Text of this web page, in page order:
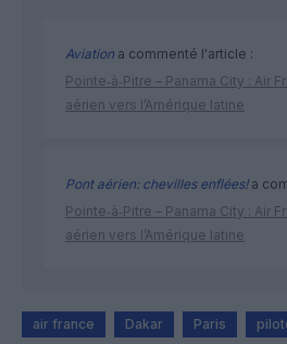
Aviation a commenté l'article :
Pointe‑à‑Pitre – Panama City : Air
aérien vers l’Amérique latine
Pont aérien: chevilles enflées!a
Pointe‑à‑Pitre – Panama City : Air
aérien vers l’Amérique latine
air france Dakar Paris